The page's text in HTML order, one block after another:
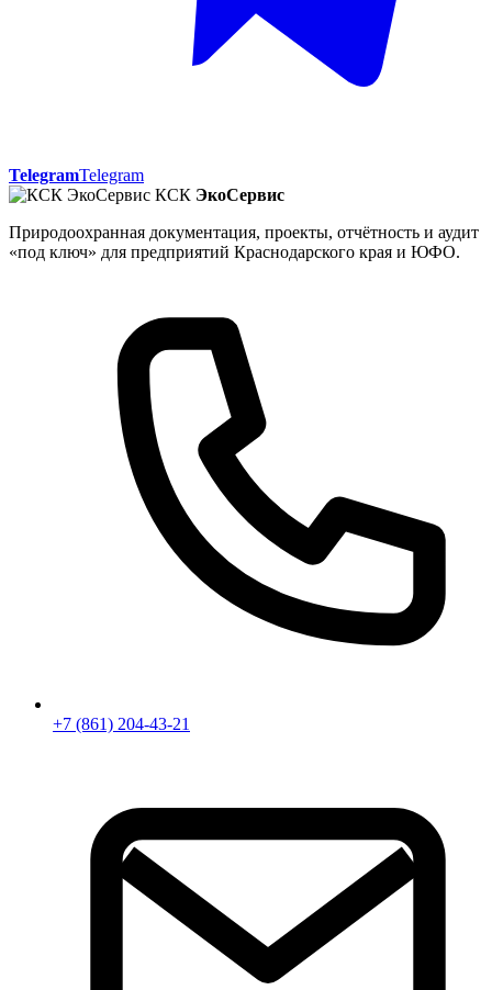
TelegramTelegram
КСК ЭкоСервис
Природоохранная документация, проекты, отчётность и аудит
«под ключ» для предприятий Краснодарского края и ЮФО.
+7 (861) 204-43-21